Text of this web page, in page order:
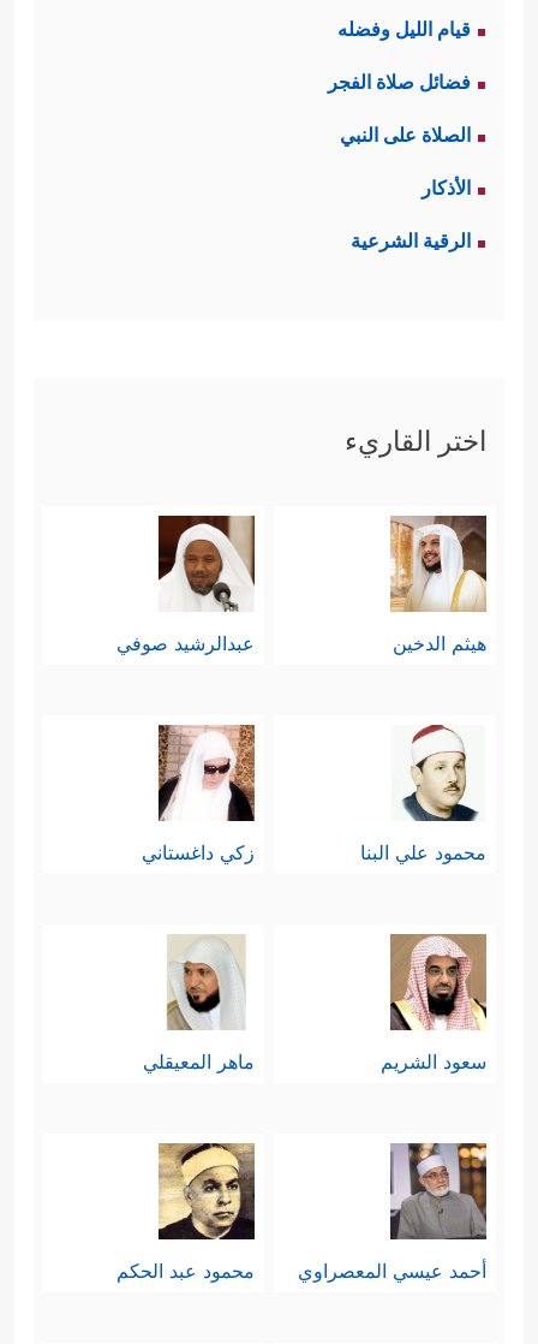
قيام الليل وفضله
فضائل صلاة الفجر
الصلاة على النبي
الأذكار
الرقية الشرعية
اختر القاريء
هيثم الدخين عبدالرشيد صوفي
محمود علي البنا زكي داغستاني
سعود الشريم ماهر المعيقلي
أحمد عيسي المعصراوي محمود عبد الحكم